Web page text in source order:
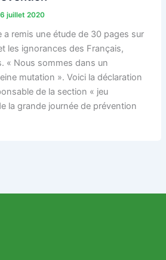
juillet 2020
a remis une étude de 30 pages sur
les ignorances des Français,
« Nous sommes dans un
mutation ». Voici la déclaration
de la section « jeu
la grande journée de prévention